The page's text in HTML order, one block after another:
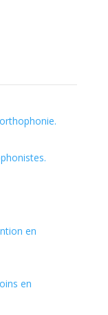
en
en